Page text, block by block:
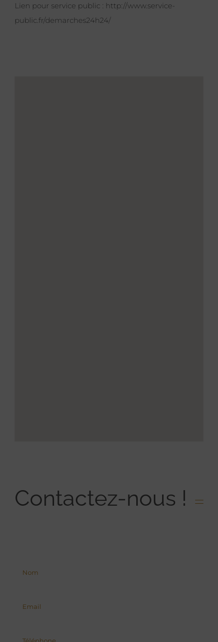
Lien pour service public : http://www.service-
public.fr/demarches24h24/
Contactez-nous !